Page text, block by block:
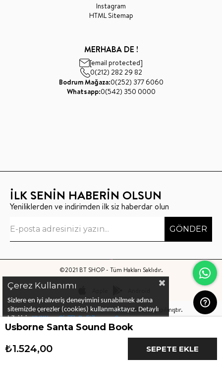
Instagram
HTML Sitemap
MERHABA DE !
[email protected]
0(212) 282 29 82
Bodrum Mağaza:0(252) 377 6060
Whatsapp:0(542) 350 0000
İLK SENİN HABERİN OLSUN
Yeniliklerden ve indirimden ilk siz haberdar olun
GÖNDER
©2021 BT SHOP - Tüm Hakları Saklıdır.
Bu sitenin kurulumuKeyo Digitaltarafından yapılmıştır.
Çerez Kullanımı
Sizlere en iyi alıveriş deneyimini sunabilmek adına
sitemizde çerezler (cookies) kullanmaktayız. Detaylı
bilgi için KVKK ve Gizlilik Politikası veÇerez
Politikalarını inceleyebilirsiniz
Usborne Santa Sound Book
₺1.524,00